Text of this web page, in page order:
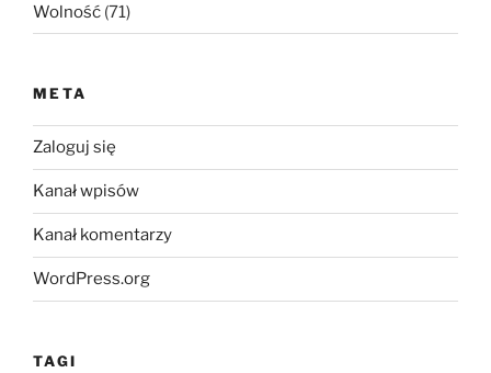
Wolność (71)
META
Zaloguj się
Kanał wpisów
Kanał komentarzy
WordPress.org
TAGI